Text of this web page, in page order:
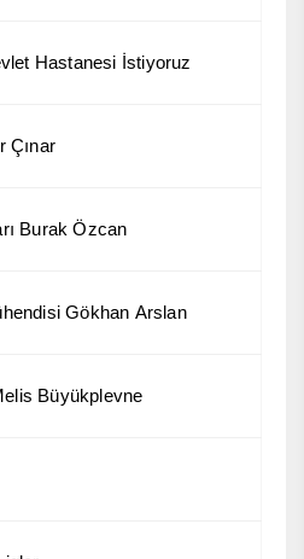
Hastanesi İstiyoruz
Çınar
Burak Özcan
Gökhan Arslan
Büyükplevne